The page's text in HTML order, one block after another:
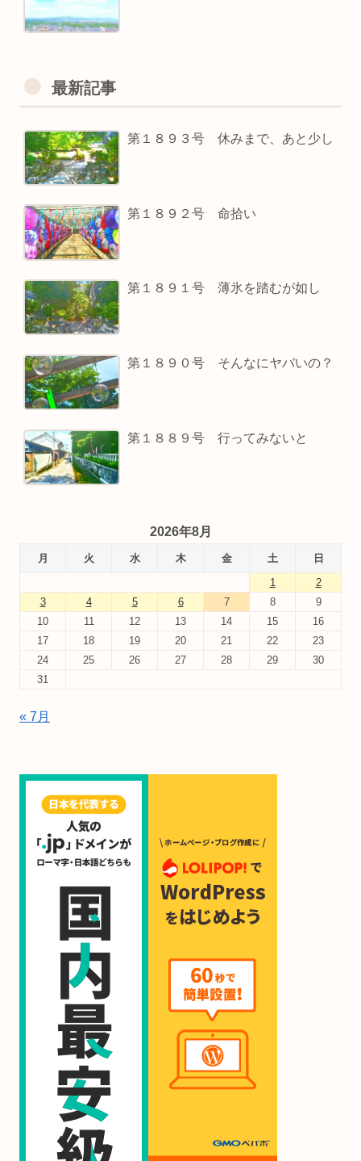
最新記事
第１８９３号 休みまで、あと少し
第１８９２号 命拾い
第１８９１号 薄氷を踏むが如し
第１８９０号 そんなにヤバいの？
第１８８９号 行ってみないと
2026年8月
月 火 水 木 金 土
日
1
2
3
4 5 6 7 8
9
10
11 12 13 14 15
16
17
18 19 20 21 22
23
24
25 26 27 28 29
30
31
« 7月